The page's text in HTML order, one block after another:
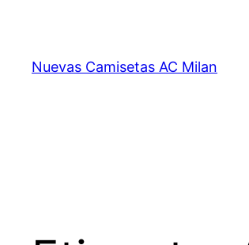
contenido
Nuevas Camisetas AC Milan